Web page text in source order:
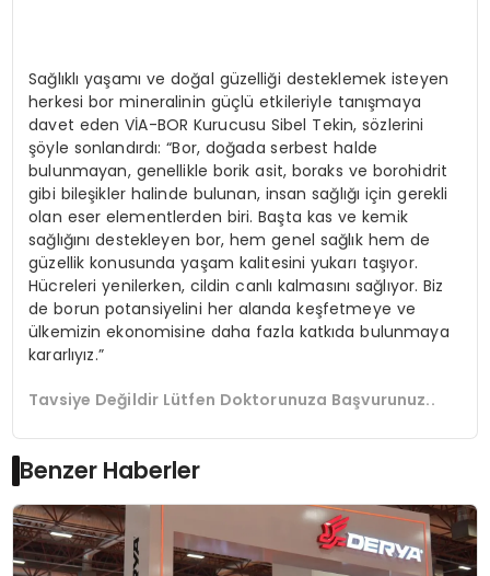
Sağlıklı yaşamı ve doğal güzelliği desteklemek isteyen
herkesi bor mineralinin güçlü etkileriyle tanışmaya
davet eden VİA-BOR Kurucusu Sibel Tekin, sözlerini
şöyle sonlandırdı: “Bor, doğada serbest halde
bulunmayan, genellikle borik asit, boraks ve borohidrit
gibi bileşikler halinde bulunan, insan sağlığı için gerekli
olan eser elementlerden biri. Başta kas ve kemik
sağlığını destekleyen bor, hem genel sağlık hem de
güzellik konusunda yaşam kalitesini yukarı taşıyor.
Hücreleri yenilerken, cildin canlı kalmasını sağlıyor. Biz
de borun potansiyelini her alanda keşfetmeye ve
ülkemizin ekonomisine daha fazla katkıda bulunmaya
kararlıyız.”
Tavsiye Değildir Lütfen Doktorunuza Başvurunuz..
Benzer Haberler